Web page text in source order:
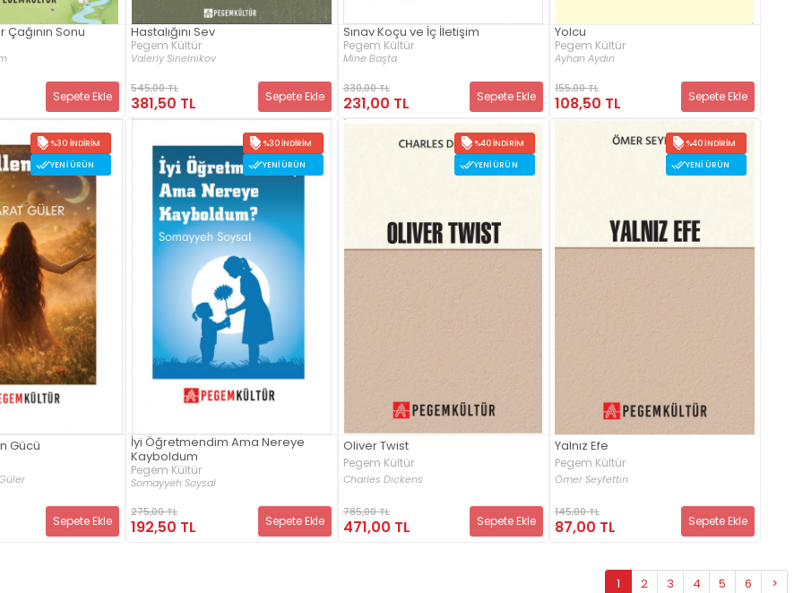
Sonu
Sepete Ekle
Hastalığını Sev
Pegem Kültür
Valeriy Sinelnikov
545,00 TL
381,50 TL Sepete Ekle
Sınav Koçu ve İç İletişim
Pegem Kültür
Mine Başta
330,00 TL
231,00 TL Sepete Ekle
Yolcu
Pegem Kültür
Ayhan Aydın
155,00 TL
108,50 TL Sepete Ekle
%30 İNDIRIM
YENI ÜRÜN
Gücü
Sepete Ekle
%30 İNDIRIM
YENI ÜRÜN
İyi Öğretmendim Ama Nereye
Kayboldum
Pegem Kültür
Somayyeh Soysal
275,00 TL
192,50 TL Sepete Ekle
%40 İNDIRIM
YENI ÜRÜN
Oliver Twist
Pegem Kültür
Charles Dickens
785,00 TL
471,00 TL Sepete Ekle
%40 İNDIRIM
YENI ÜRÜN
Yalnız Efe
Pegem Kültür
Ömer Seyfettin
145,00 TL
87,00 TL Sepete Ekle
1 2 3 4 5 6 >